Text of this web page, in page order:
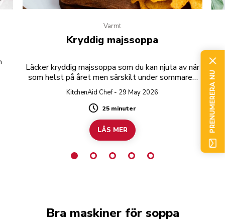
Varmt
Kryddig majssoppa
Läcker kryddig majssoppa som du kan njuta av när
som helst på året men särskilt under sommaren
när färsk majs är i säsong!
KitchenAid Chef - 29 May 2026
Duration
25 minuter
LÄS MER
Bra maskiner för soppa
PRENUMERERA NU